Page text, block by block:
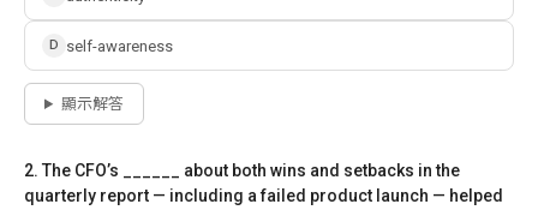
D self-awareness
顯示解答
2. The CFO’s ______ about both wins and setbacks in the
quarterly report — including a failed product launch — helped